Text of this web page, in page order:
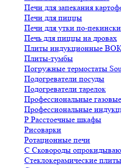
Печи для запекания
Печи для пиццы
Печи для утки по-пекински
Печь для пиццы на дровах
Плиты индукционные
Плиты-тумбы
Погружные термостаты
Подогреватели посуды
Подогреватели тарелок
Профессиональные
Профессиональные
Р Расстоечные шкафы
Рисоварки
Ротационные печи
С Сковороды
Стеклокерамические плиты